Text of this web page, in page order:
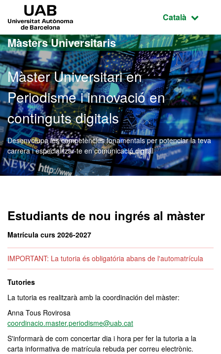
Ves al contingut principal
Ves a la navegació de la pàgina
Idioma
Català
Màsters Universitaris
Màster Universitari en
Periodisme i innovació en
continguts digitals
Desenvolupa les competències fonamentals per potenciar la teva
carrera i especialitzar-te en comunicació digital
Estudiants de nou ingrés al màster
Matrícula curs 2026-2027
IMPORTANT: La tutoria és obligatória abans de l'automatrícula
Tutories
La tutoria es realitzarà amb la coordinación del màster:
Anna Tous Rovirosa
coordinacio.master.periodisme@uab.cat
S'informarà de com concertar dia i hora per fer la tutoria a la
carta informativa de matrícula rebuda per correu electrònic.